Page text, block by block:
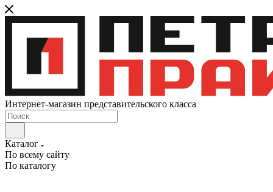
Интернет-магазин представительского класса
Каталог
По всему сайту
По каталогу